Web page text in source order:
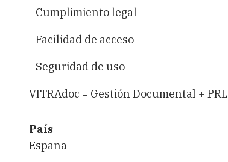
- Cumplimiento legal
- Facilidad de acceso
- Seguridad de uso
VITRAdoc = Gestión Documental + PRL
País
España